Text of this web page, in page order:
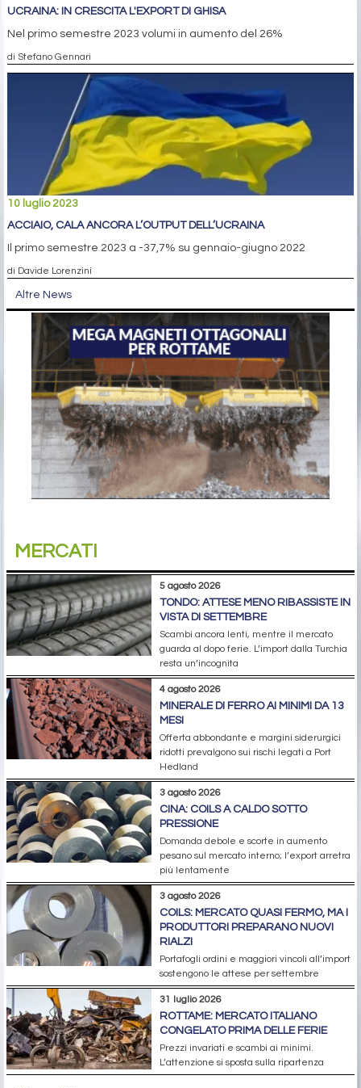
UCRAINA: IN CRESCITA L'EXPORT DI GHISA
Nel primo semestre 2023 volumi in aumento del 26%
di Stefano Gennari
10 luglio 2023
ACCIAIO, CALA ANCORA L’OUTPUT DELL’UCRAINA
Il primo semestre 2023 a -37,7% su gennaio-giugno 2022
di Davide Lorenzini
Altre News
MERCATI
5 agosto 2026
TONDO: ATTESE MENO RIBASSISTE IN
VISTA DI SETTEMBRE
Scambi ancora lenti, mentre il mercato
guarda al dopo ferie. L’import dalla Turchia
resta un’incognita
4 agosto 2026
MINERALE DI FERRO AI MINIMI DA 13
MESI
Offerta abbondante e margini siderurgici
ridotti prevalgono sui rischi legati a Port
Hedland
3 agosto 2026
CINA: COILS A CALDO SOTTO
PRESSIONE
Domanda debole e scorte in aumento
pesano sul mercato interno; l’export arretra
più lentamente
3 agosto 2026
COILS: MERCATO QUASI FERMO, MA I
PRODUTTORI PREPARANO NUOVI
RIALZI
Portafogli ordini e maggiori vincoli all’import
sostengono le attese per settembre
31 luglio 2026
ROTTAME: MERCATO ITALIANO
CONGELATO PRIMA DELLE FERIE
Prezzi invariati e scambi ai minimi.
L’attenzione si sposta sulla ripartenza